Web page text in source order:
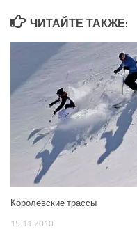
ЧИТАЙТЕ ТАКЖЕ:
Королевские трассы
15.11.2010